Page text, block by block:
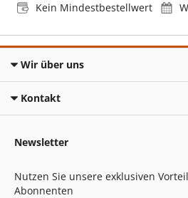
Kein Mindestbestellwert
Wir über uns
Kontakt
Newsletter
Nutzen Sie unsere exklusiven
Abonnenten